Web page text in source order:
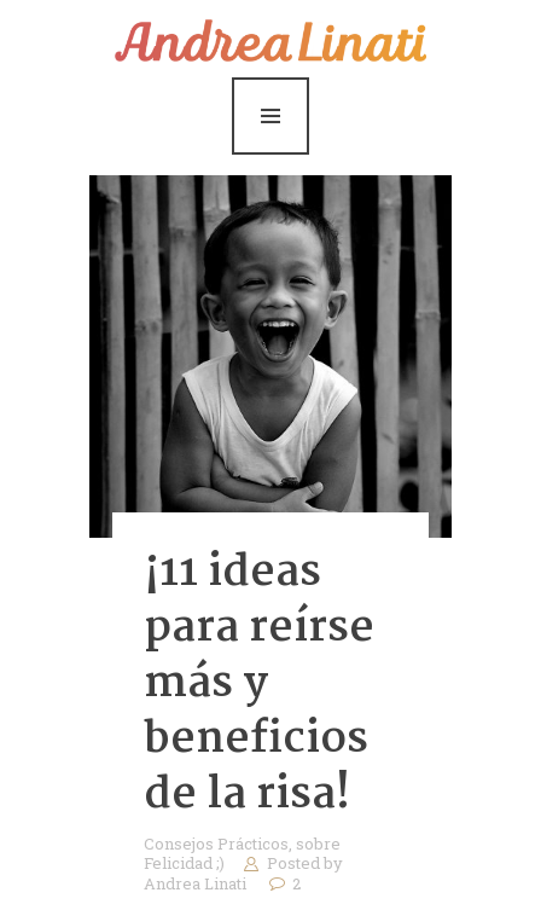
¿Cómo funciona?
Servicios
Coaching Gratis
Conóceme
Contáctame
Blog
¡11 ideas
para reírse
más y
beneficios
de la risa!
Consejos Prácticos, sobre
Felicidad ;)
Posted by
Andrea Linati
2